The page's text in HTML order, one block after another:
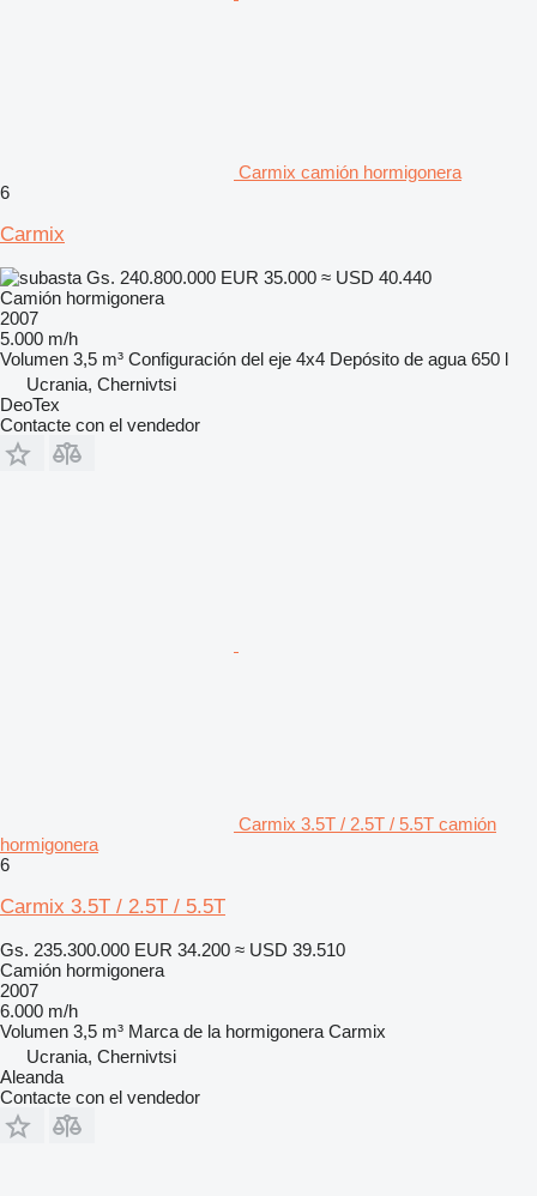
Carmix camión hormigonera
6
Carmix
Gs. 240.800.000 EUR 35.000 ≈ USD 40.440
Camión hormigonera
2007
5.000 m/h
Volumen 3,5 m³ Configuración del eje 4x4 Depósito de agua 650 l
Ucrania, Chernivtsi
DeoTex
Contacte con el vendedor
Carmix 3.5T / 2.5T / 5.5T camión
hormigonera
6
Carmix 3.5T / 2.5T / 5.5T
Gs. 235.300.000 EUR 34.200 ≈ USD 39.510
Camión hormigonera
2007
6.000 m/h
Volumen 3,5 m³ Marca de la hormigonera Carmix
Ucrania, Chernivtsi
Aleanda
Contacte con el vendedor